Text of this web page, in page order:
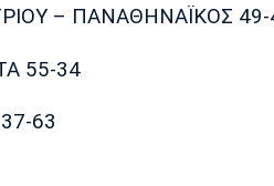
– ΠΑΝΑΘΗΝΑΪΚΟΣ 49-
55-34
63